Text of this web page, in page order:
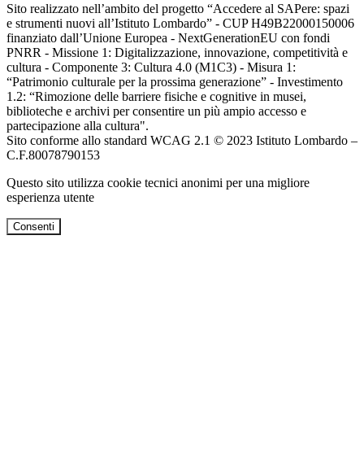
Sito realizzato nell’ambito del progetto “Accedere al SAPere: spazi
e strumenti nuovi all’Istituto Lombardo” - CUP H49B22000150006
finanziato dall’Unione Europea - NextGenerationEU con fondi
PNRR - Missione 1: Digitalizzazione, innovazione, competitività e
cultura - Componente 3: Cultura 4.0 (M1C3) - Misura 1:
“Patrimonio culturale per la prossima generazione” - Investimento
1.2: “Rimozione delle barriere fisiche e cognitive in musei,
biblioteche e archivi per consentire un più ampio accesso e
partecipazione alla cultura".
Sito conforme allo standard WCAG 2.1 © 2023 Istituto Lombardo –
C.F.80078790153
Questo sito utilizza cookie tecnici anonimi per una migliore
esperienza utente
Consenti